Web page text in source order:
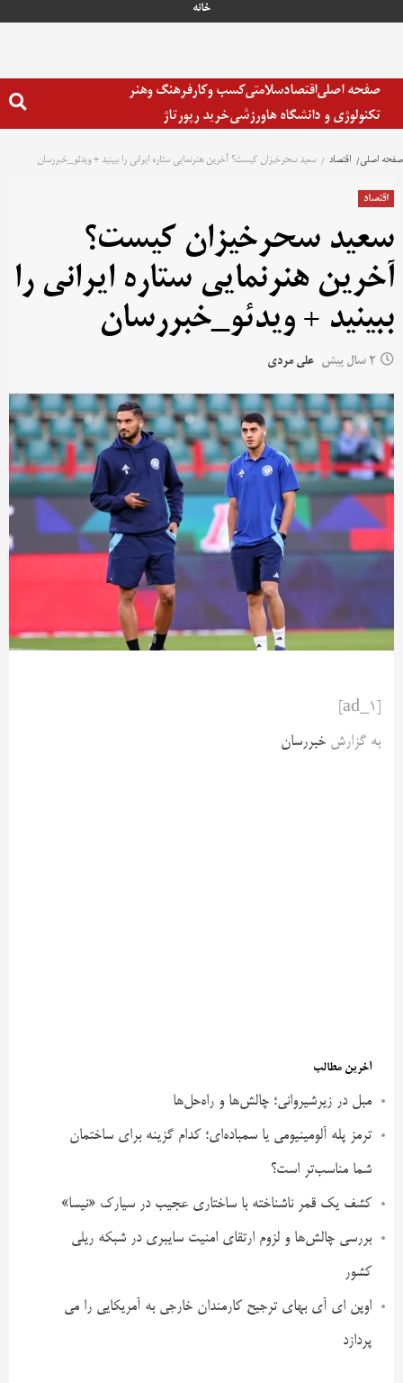
خانه
صفحه اصلیاقتصادسلامتیکسب وکارفرهنگ وهنر
تکنولوژی و دانشگاه هاورزشیخرید رپورتاژ
صفحه اصلی اقتصاد سعید سحرخیزان کیست؟ آخرین هنرنمایی ستاره ایرانی را ببینید + ویدئو_خبررسان
اقتصاد
سعید سحرخیزان کیست؟
آخرین هنرنمایی ستاره ایرانی را
ببینید + ویدئو_خبررسان
2 سال پیش علی مردی
به گزارش خبررسان
آخرین مطالب
مبل در زیرشیروانی؛ چالش‌ها و راه‌حل‌ها
ترمز پله آلومینیومی یا سمباده‌ای؛ کدام گزینه برای ساختمان
شما مناسب‌تر است؟
کشف یک قمر ناشناخته با ساختاری عجیب در سیارک «نیسا»
بررسی چالش‌ها و لزوم ارتقای امنیت سایبری در شبکه ریلی
کشور
اوپن ای آی بهای ترجیح کارمندان خارجی به آمریکایی را می
پردازد